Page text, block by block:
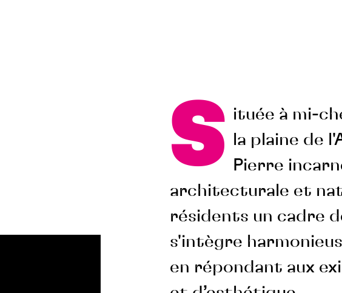
S ituée à mi-
la plaine de
Pierre
architecturale et
résidents un cadre
s'intègre
en répondant aux